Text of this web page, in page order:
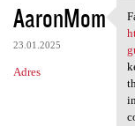
AaronMom
23.01.2025
Adres